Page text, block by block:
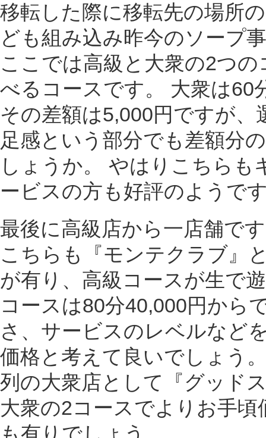
移転した際に移転先の場所
ども組み込み昨今のソープ
ここでは高級と大衆の2つ
べるコースです。 大衆は60
その差額は5,000円ですが
足感という部分でも差額分
しょうか。 やはりこちら
ービスの方も好評のようで
最後に高級店から一店舗で
こちらも『モンテクラブ』
が有り、高級コースが生で
コースは80分40,000円から
さ、サービスのレベルなど
価格と考えて良いでしょう
列の大衆店として『グッド
大衆の2コースでよりお手
も有りでしょう。